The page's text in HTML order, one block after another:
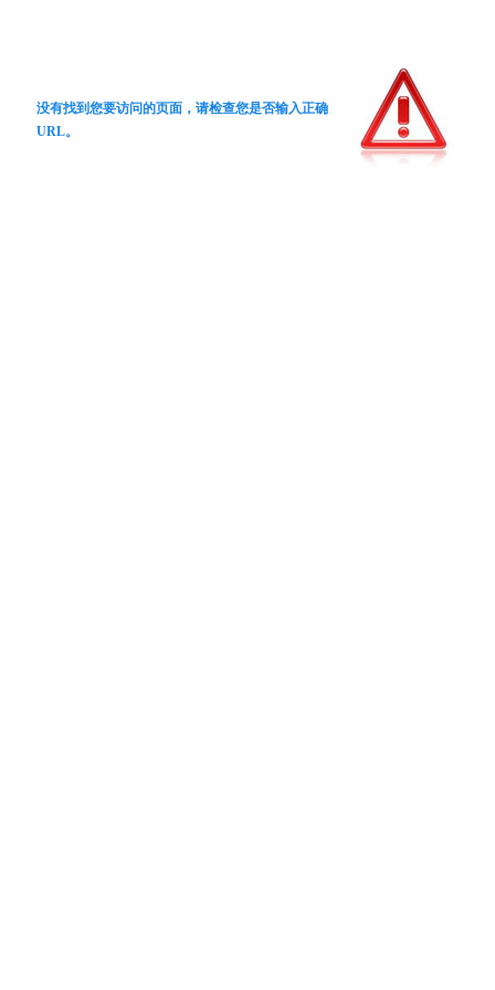
没有找到您要访问的页面，请检查您是否输入正确
URL。